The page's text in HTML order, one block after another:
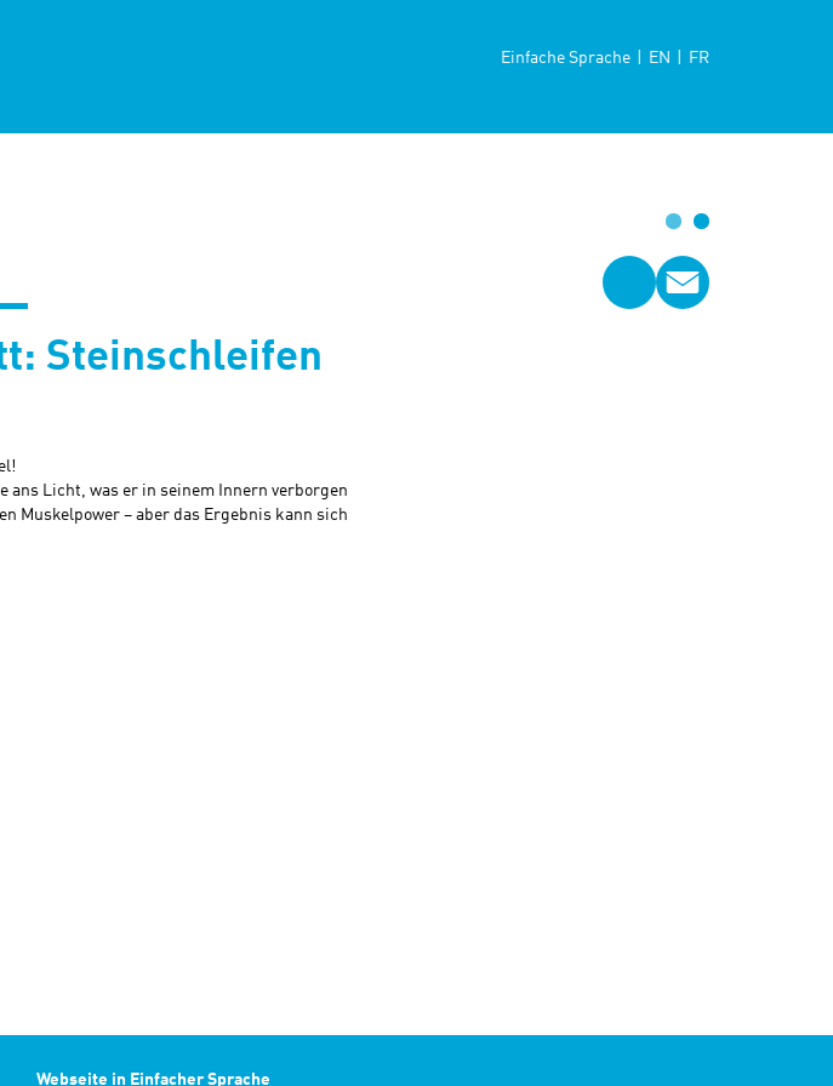
Einfache Sprache EN FR
via
Facebook
teilen
Steinschleifen
Licht, was er in seinem Innern verborgen
Muskelpower – aber das Ergebnis kann sich
Webseite in Einfacher Sprache